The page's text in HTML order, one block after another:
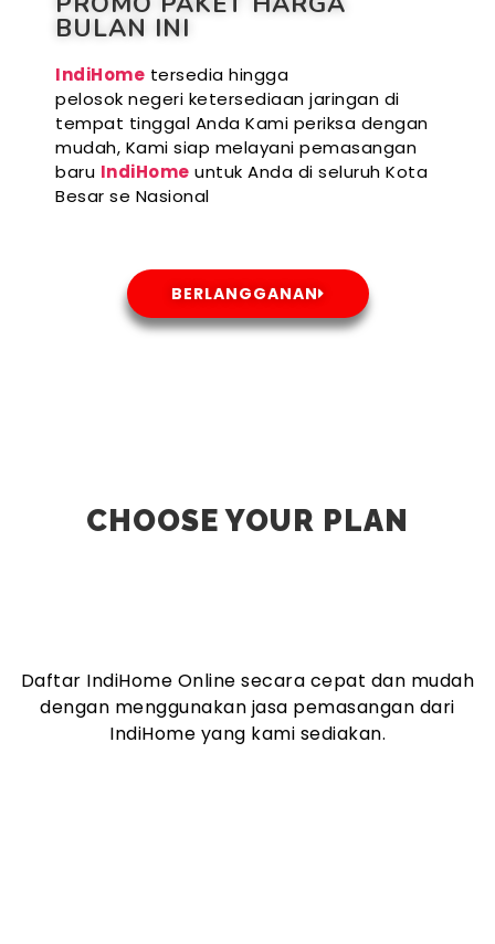
BULAN INI
IndiHome tersedia hingga
pelosok negeri ketersediaan jaringan di
tempat tinggal Anda Kami periksa dengan
mudah, Kami siap melayani pemasangan
baru IndiHome untuk Anda di seluruh Kota
Besar se Nasional
BERLANGGANAN
CHOOSE YOUR PLAN
Daftar IndiHome Online secara cepat dan mudah
dengan menggunakan jasa pemasangan dari
IndiHome yang kami sediakan.